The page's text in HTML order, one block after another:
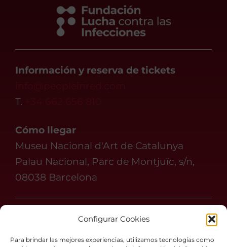
Configurar Cookies
Para brindar las mejores experiencias, utilizamos tecnologías como
Información y reserva de tickets
T.
Cómo llegar
Museu Nacional d'Art de Catalunya
Palau Nacional, Parc de Montjuïc, s/n,
08038 Barcelona